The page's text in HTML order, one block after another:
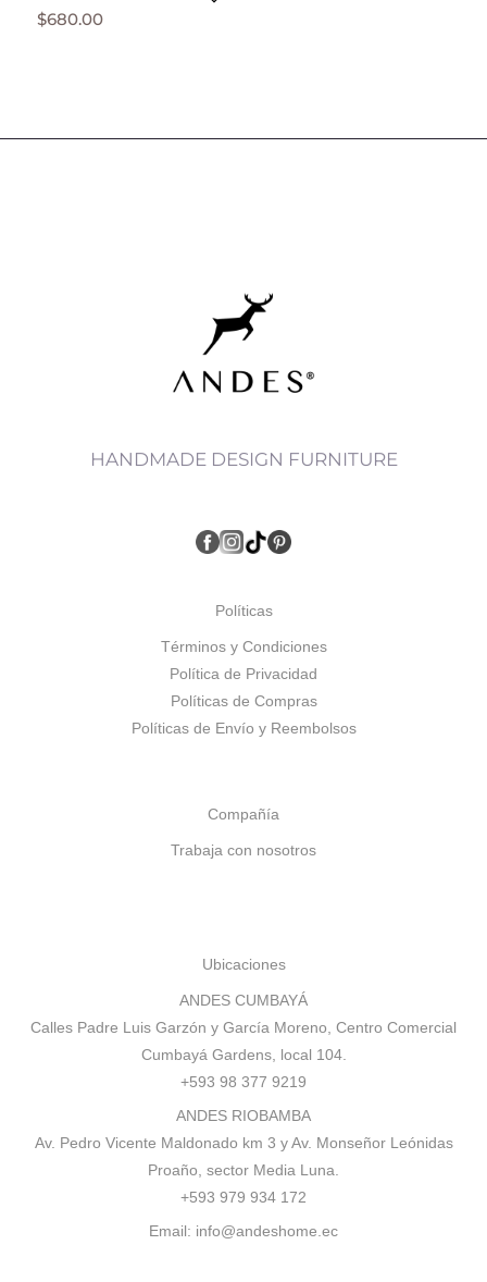
$680.00
HANDMADE DESIGN FURNITURE
Políticas
Términos y Condiciones
Política de Privacidad
Políticas de Compras
Políticas de Envío y Reembolsos
Compañía
Trabaja con nosotros
Ubicaciones
ANDES CUMBAYÁ
Calles Padre Luis Garzón y García Moreno, Centro Comercial
Cumbayá Gardens, local 104.
+593 98 377 9219
ANDES RIOBAMBA
Av. Pedro Vicente Maldonado km 3 y Av. Monseñor Leónidas
Proaño, sector Media Luna.
+593 979 934 172
Email: info@andeshome.ec